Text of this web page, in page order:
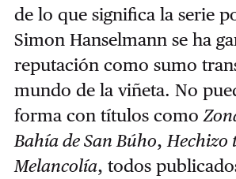
de lo que significa la serie
Simon Hanselmann se ha
reputación como sumo
mundo de la viñeta. No
forma con títulos como
Bahía de San Búho, Hechizo
Melancolía, todos